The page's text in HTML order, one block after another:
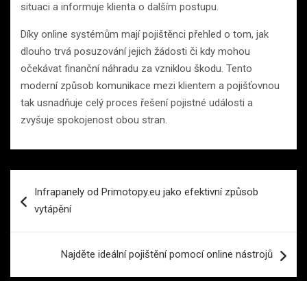
situaci a informuje klienta o dalším postupu.
Díky online systémům mají pojištěnci přehled o tom, jak
dlouho trvá posuzování jejich žádosti či kdy mohou
očekávat finanční náhradu za vzniklou škodu. Tento
moderní způsob komunikace mezi klientem a pojišťovnou
tak usnadňuje celý proces řešení pojistné události a
zvyšuje spokojenost obou stran.
proInfrapanely od Primotopy.eu jako efektivní způsob
vytápění
Najděte ideální pojištění pomocí online nástrojů